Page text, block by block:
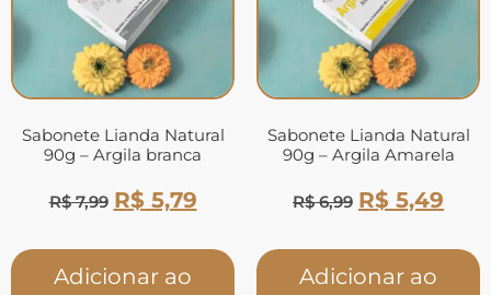
Sabonete Lianda Natural
90g – Argila branca
R$7,99 R$5,79
Adicionar ao
Sabonete Lianda Natural
90g – Argila Amarela
R$6,99 R$ 5,49
Adicionar ao